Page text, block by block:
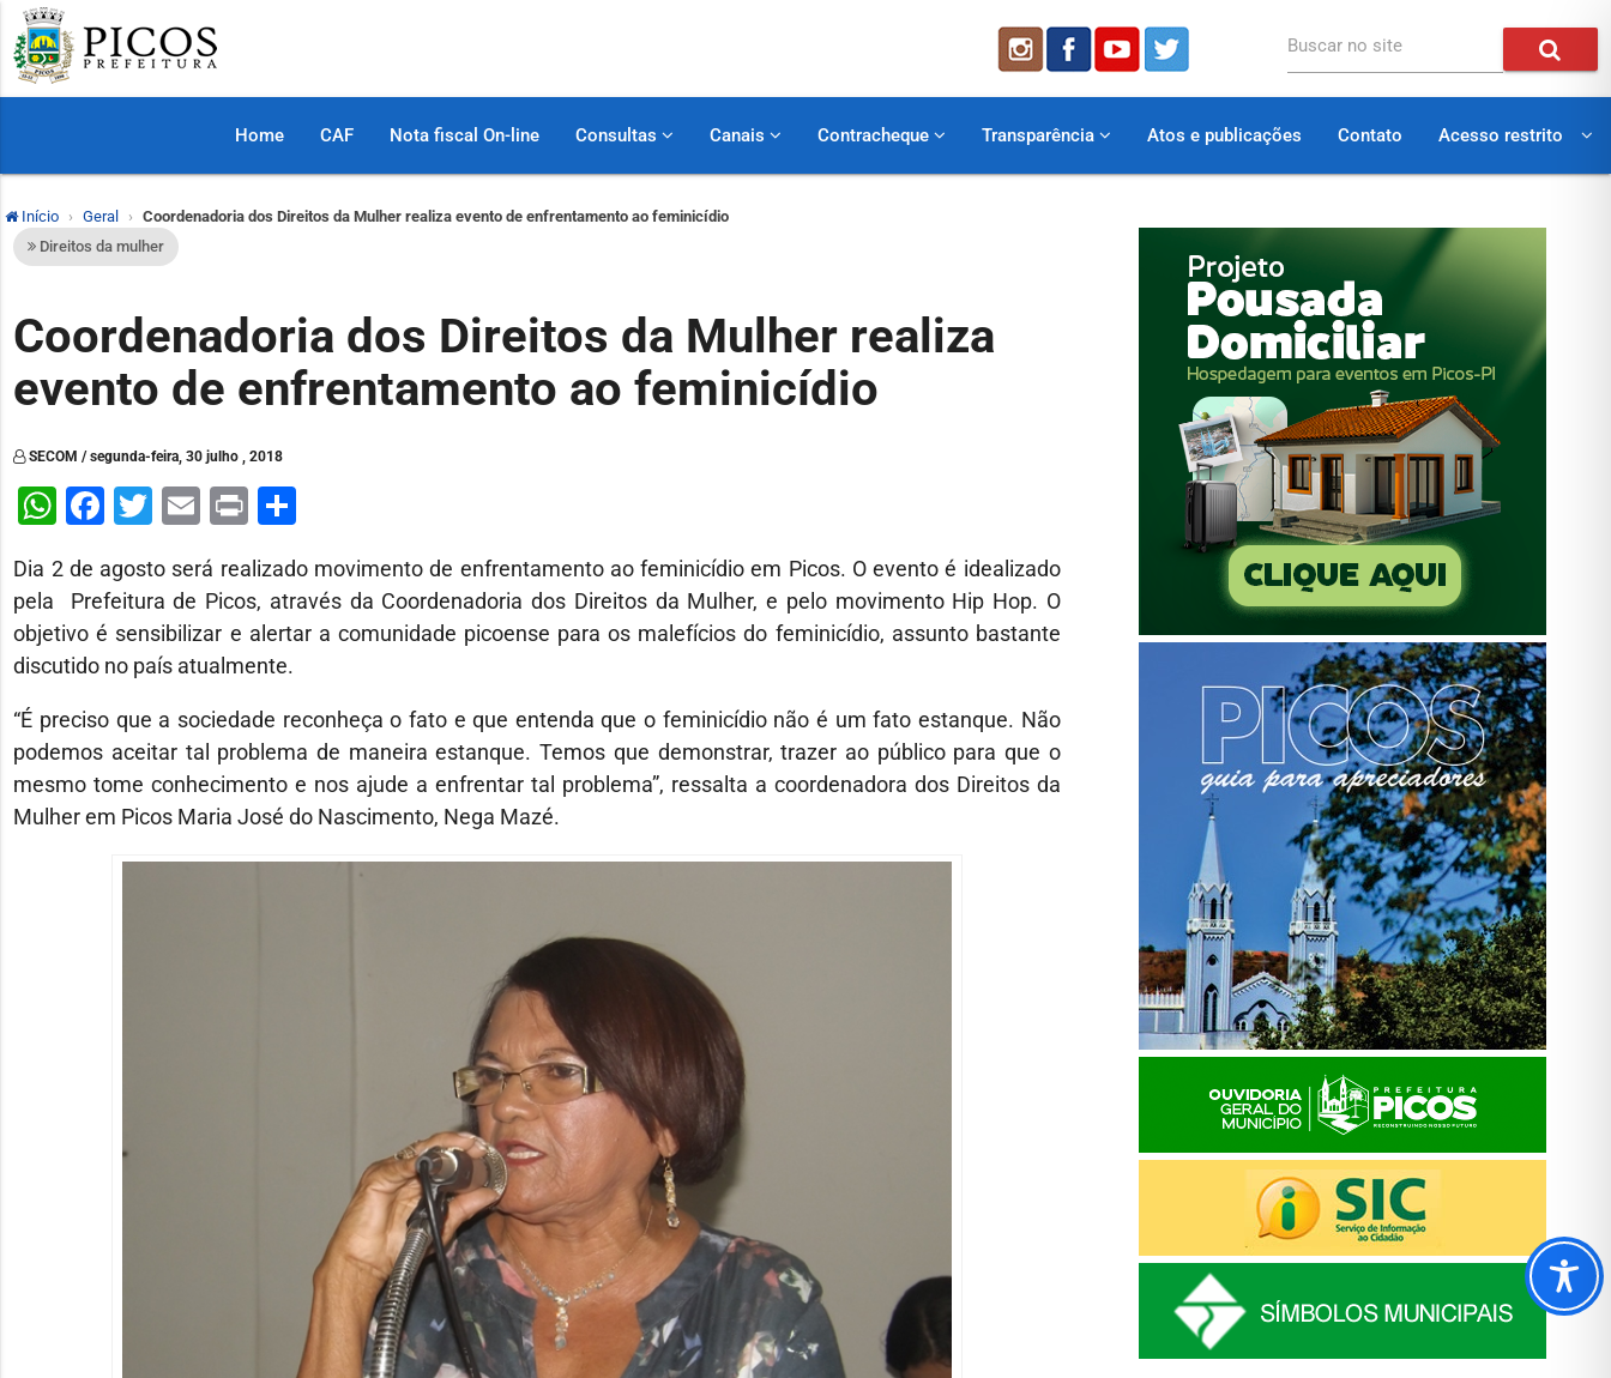
Buscar no site
Home CAF Nota fiscal On-line Consultas Canais Contracheque Transparência Atos e publicações Contato Acesso restrito
Início Geral
Coordenadoria dos Direitos da Mulher realiza evento de enfrentamento ao feminicídio
Direitos da mulher
Coordenadoria dos Direitos da Mulher realiza
evento de enfrentamento ao feminicídio
SECOM / segunda-feira, 30 julho , 2018
WhatsApp
Facebook
Twitter
Email
Print
Dia 2 de agosto será realizado movimento de enfrentamento ao feminicídio em Picos. O evento é idealizado
pela Prefeitura de Picos, através da Coordenadoria dos Direitos da Mulher, e pelo movimento Hip Hop. O
objetivo é sensibilizar e alertar a comunidade picoense para os malefícios do feminicídio, assunto bastante
discutido no país atualmente.
“É preciso que a sociedade reconheça o fato e que entenda que o feminicídio não é um fato estanque. Não
podemos aceitar tal problema de maneira estanque. Temos que demonstrar, trazer ao público para que o
mesmo tome conhecimento e nos ajude a enfrentar tal problema”, ressalta a coordenadora dos Direitos da
Mulher em Picos Maria José do Nascimento, Nega Mazé.